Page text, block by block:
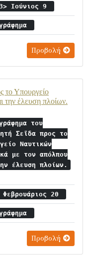
Ιούνιος 9
Προβολή
το Υπουργείο
την έλευση πλοίων.
του
Σεϊδα προς το
Ναυτικών
με τον απόλπου
έλευση πλοίων.
Φεβρουάριος 20
Προβολή